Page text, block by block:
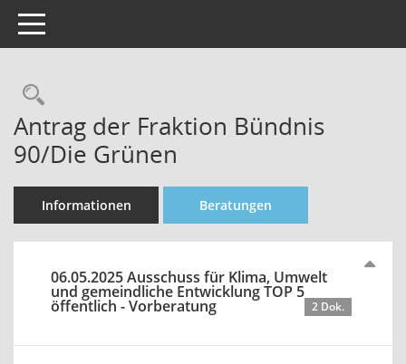
Toggle navigation
Rechercheauswahl
Antrag der Fraktion Bündnis
90/Die Grünen
Informationen Beratungen
06.05.2025 Ausschuss für Klima, Umwelt
und gemeindliche Entwicklung TOP 5
öffentlich - Vorberatung 2 Dok.